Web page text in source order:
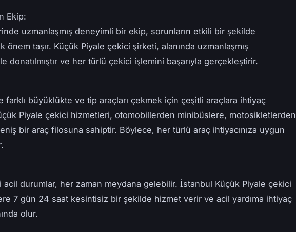
Ekip:
uzmanlaşmış deneyimli bir ekip, sorunların etkili bir şekilde
taşır. Küçük Piyale çekici şirketi, alanında uzmanlaşmış
donatılmıştır ve her türlü çekici işlemini başarıyla gerçekleştirir.
farklı büyüklükte ve tip araçları çekmek için çeşitli araçlara ihtiyaç
Piyale çekici hizmetleri, otomobillerden minibüslere, motosikletlerden
bir araç filosuna sahiptir. Böylece, her türlü araç ihtiyacınıza uygun
acil durumlar, her zaman meydana gelebilir. İstanbul Küçük Piyale çekici
7 gün 24 saat kesintisiz bir şekilde hizmet verir ve acil yardıma ihtiyaç
olur.